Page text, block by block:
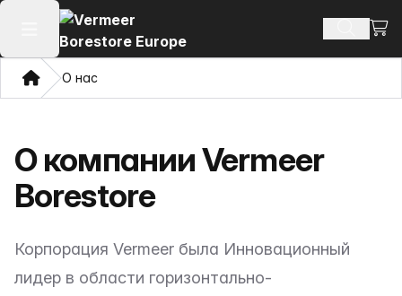
Открыть главное меню Поиск
ДомО нас
О компании Vermeer
Borestore
Корпорация Vermeer была Инновационный
лидер в области горизонтально-